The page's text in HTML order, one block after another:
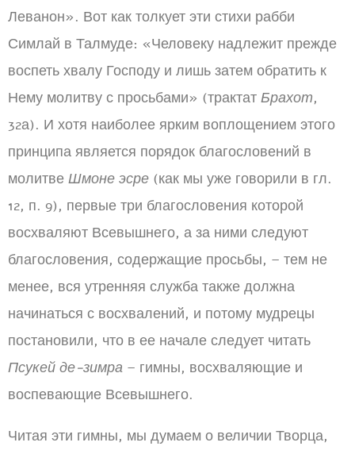
Леванон». Вот как толкует эти стихи рабби
Симлай в Талмуде: «Человеку надлежит прежде
воспеть хвалу Господу и лишь затем обратить к
Нему молитву с просьбами» (трактат Брахот,
32а). И хотя наиболее ярким воплощением этого
принципа является порядок благословений в
молитве Шмоне эсре (как мы уже говорили в гл.
12, п. 9), первые три благословения которой
восхваляют Всевышнего, а за ними следуют
благословения, содержащие просьбы, – тем не
менее, вся утренняя служба также должна
начинаться с восхвалений, и потому мудрецы
постановили, что в ее начале следует читать
Псукей де-зимра – гимны, восхваляющие и
воспевающие Всевышнего.
Читая эти гимны, мы думаем о величии Творца,